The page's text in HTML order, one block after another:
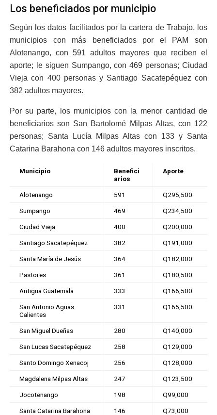
Los beneficiados por municipio
Según los datos facilitados por la cartera de Trabajo, los
municipios con más beneficiados por el PAM son
Alotenango, con 591 adultos mayores que reciben el
aporte; le siguen Sumpango, con 469 personas; Ciudad
Vieja con 400 personas y Santiago Sacatepéquez con
382 adultos mayores.
Por su parte, los municipios con la menor cantidad de
beneficiarios son San Bartolomé Milpas Altas, con 122
personas; Santa Lucía Milpas Altas con 133 y Santa
Catarina Barahona con 146 adultos mayores inscritos.
Municipio
Benefici
arios
Aporte
Alotenango 591 Q295,500
Sumpango 469 Q234,500
Ciudad Vieja 400 Q200,000
Santiago Sacatepéquez 382 Q191,000
Santa María de Jesús 364 Q182,000
Pastores 361 Q180,500
Antigua Guatemala 333 Q166,500
San Antonio Aguas
Calientes
331 Q165,500
San Miguel Dueñas 280 Q140,000
San Lucas Sacatepéquez 258 Q129,000
Santo Domingo Xenacoj 256 Q128,000
Magdalena Milpas Altas 247 Q123,500
Jocotenango 198 Q99,000
Santa Catarina Barahona 146 Q73,000